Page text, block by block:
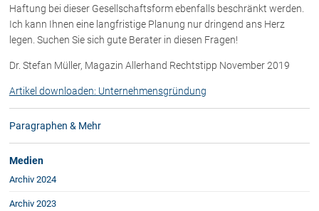
Dr. Roland Piccolruaz †
Mag. Raphaela Klotz
Paragraphen & Mehr
Medien
Vorarlberg Online
Haftung bei dieser Gesellschaftsform ebenfalls beschränkt werden.
Ich kann Ihnen eine langfristige Planung nur dringend ans Herz
legen. Suchen Sie sich gute Berater in diesen Fragen!
Dr. Stefan Müller, Magazin Allerhand Rechtstipp November 2019
Artikel downloaden: Unternehmensgründung
Paragraphen & Mehr
Medien
Archiv 2024
Archiv 2023